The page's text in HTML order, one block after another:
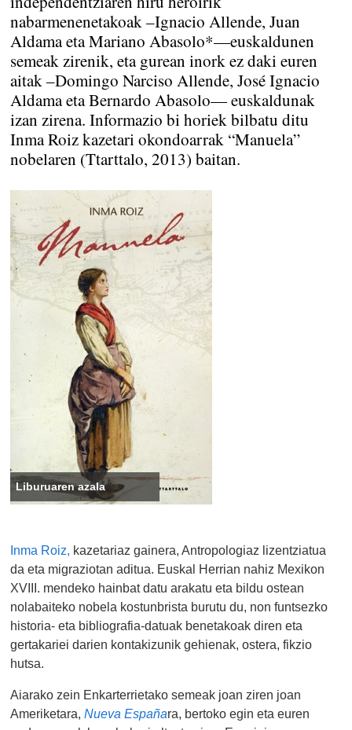
nabarmenenetakoak –Ignacio Allende, Juan
Aldama eta Mariano Abasolo*—euskaldunen
semeak zirenik, eta gurean inork ez daki euren
aitak –Domingo Narciso Allende, José Ignacio
Aldama eta Bernardo Abasolo— euskaldunak
izan zirena. Informazio bi horiek bilbatu ditu
Inma Roiz kazetari okondoarrak “Manuela”
nobelaren (Ttarttalo, 2013) baitan.
Liburuaren azala
Inma Roiz, kazetariaz gainera, Antropologiaz lizentziatua
da eta migraziotan aditua. Euskal Herrian nahiz Mexikon
XVIII. mendeko hainbat datu arakatu eta bildu ostean
nolabaiteko nobela kostunbrista burutu du, non funtsezko
historia- eta bibliografia-datuak benetakoak diren eta
gertakariei darien kontakizunik gehienak, ostera, fikzio
hutsa.
Aiarako zein Enkarterrietako semeak joan ziren joan
Ameriketara,Nueva Españara, bertoko egin eta euren